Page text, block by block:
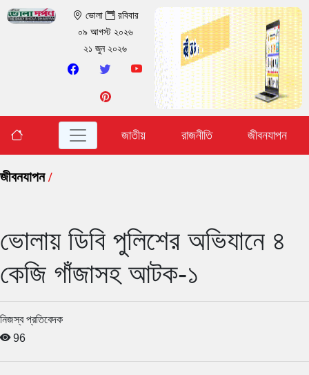
ভোলা
রবিবার
০৯ আগস্ট ২০২৬
২১ জুন ২০২৬
জাতীয় রাজনীতি জীবনযাপন
জীবনযাপন/
ভোলায় ডিবি পুলিশের অভিযানে ৪
কেজি গাঁজাসহ আটক-১
নিজস্ব প্রতিবেদক
96